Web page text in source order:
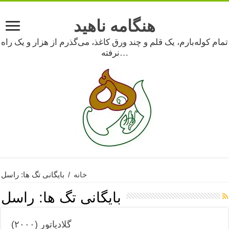
هنگامه ناهید
تمام کوله‌بارم، یک قلم و چند ورق کاغذ، می‌گذرم از هزار و یک راه
نرفته…
خانه / بایگانی تگ ها: راسل
بایگانی تگ ها: راسل
گلادیاتور (۲۰۰۰)